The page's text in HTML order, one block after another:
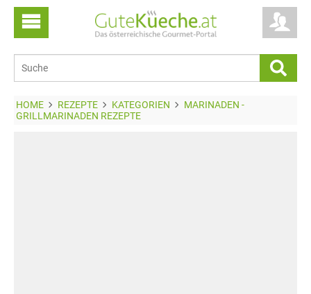
HOME REZEPTE KATEGORIEN
MARINADEN -
GRILLMARINADEN REZEPTE